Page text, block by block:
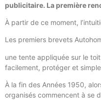
publicitaire. La première
À partir de ce moment,
Les premiers brevets
une tente appliquée sur le
facilement, protéger et
À la fin des Années 1950,
organisés commencent à se